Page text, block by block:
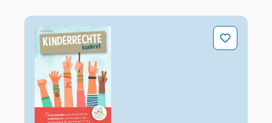
Kinderrechte konkret